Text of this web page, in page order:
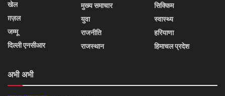
खेल
ग़ज़ल
जम्मू
दिल्ली एनसीआर
मुख्य समाचार
युवा
राजनीति
राजस्थान
सिक्किम
स्वास्थ्य
हरियाणा
हिमाचल प्रदेश
अभी अभी